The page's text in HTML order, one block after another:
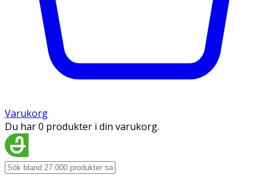
Varukorg
Du har 0 produkter i din varukorg.